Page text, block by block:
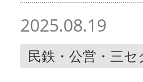
2025.08.19
民鉄・公営・三セ